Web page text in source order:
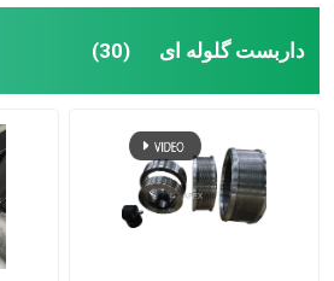
داربست گلوله ای (30)